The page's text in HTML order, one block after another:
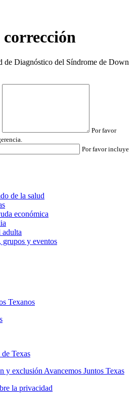
de Diagnóstico del Síndrome de Down
Por favor
Por favor incluye
de la salud
económica
adulta
grupos y eventos
Texanos
Texas
y exclusión Avancemos Juntos Texas
la privacidad